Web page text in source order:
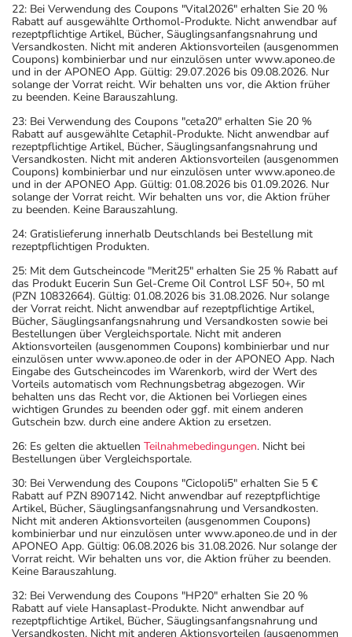
22: Bei Verwendung des Coupons "Vital2026" erhalten Sie 20 %
Rabatt auf ausgewählte Orthomol-Produkte. Nicht anwendbar auf
rezeptpflichtige Artikel, Bücher, Säuglingsanfangsnahrung und
Versandkosten. Nicht mit anderen Aktionsvorteilen (ausgenommen
Coupons) kombinierbar und nur einzulösen unter www.aponeo.de
und in der APONEO App. Gültig: 29.07.2026 bis 09.08.2026. Nur
solange der Vorrat reicht. Wir behalten uns vor, die Aktion früher
zu beenden. Keine Barauszahlung.
23: Bei Verwendung des Coupons "ceta20" erhalten Sie 20 %
Rabatt auf ausgewählte Cetaphil-Produkte. Nicht anwendbar auf
rezeptpflichtige Artikel, Bücher, Säuglingsanfangsnahrung und
Versandkosten. Nicht mit anderen Aktionsvorteilen (ausgenommen
Coupons) kombinierbar und nur einzulösen unter www.aponeo.de
und in der APONEO App. Gültig: 01.08.2026 bis 01.09.2026. Nur
solange der Vorrat reicht. Wir behalten uns vor, die Aktion früher
zu beenden. Keine Barauszahlung.
24: Gratislieferung innerhalb Deutschlands bei Bestellung mit
rezeptpflichtigen Produkten.
25: Mit dem Gutscheincode "Merit25" erhalten Sie 25 % Rabatt auf
das Produkt Eucerin Sun Gel-Creme Oil Control LSF 50+, 50 ml
(PZN 10832664). Gültig: 01.08.2026 bis 31.08.2026. Nur solange
der Vorrat reicht. Nicht anwendbar auf rezeptpflichtige Artikel,
Bücher, Säuglingsanfangsnahrung und Versandkosten sowie bei
Bestellungen über Vergleichsportale. Nicht mit anderen
Aktionsvorteilen (ausgenommen Coupons) kombinierbar und nur
einzulösen unter www.aponeo.de oder in der APONEO App. Nach
Eingabe des Gutscheincodes im Warenkorb, wird der Wert des
Vorteils automatisch vom Rechnungsbetrag abgezogen. Wir
behalten uns das Recht vor, die Aktionen bei Vorliegen eines
wichtigen Grundes zu beenden oder ggf. mit einem anderen
Gutschein bzw. durch eine andere Aktion zu ersetzen.
26: Es gelten die aktuellen Teilnahmebedingungen. Nicht bei
Bestellungen über Vergleichsportale.
30: Bei Verwendung des Coupons "Ciclopoli5" erhalten Sie 5 €
Rabatt auf PZN 8907142. Nicht anwendbar auf rezeptpflichtige
Artikel, Bücher, Säuglingsanfangsnahrung und Versandkosten.
Nicht mit anderen Aktionsvorteilen (ausgenommen Coupons)
kombinierbar und nur einzulösen unter www.aponeo.de und in der
APONEO App. Gültig: 06.08.2026 bis 31.08.2026. Nur solange der
Vorrat reicht. Wir behalten uns vor, die Aktion früher zu beenden.
Keine Barauszahlung.
32: Bei Verwendung des Coupons "HP20" erhalten Sie 20 %
Rabatt auf viele Hansaplast-Produkte. Nicht anwendbar auf
rezeptpflichtige Artikel, Bücher, Säuglingsanfangsnahrung und
Versandkosten. Nicht mit anderen Aktionsvorteilen (ausgenommen